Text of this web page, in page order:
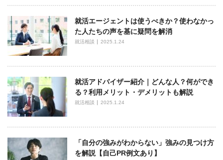
就活エージェントは使うべきか？使わなかっ
た人たちの声を基に疑問を解消
就活相談 2025.1.24
就活アドバイザー紹介｜どんな人？何ができ
る？利用メリット・デメリットも解説
就活相談 2025.1.24
「自分の強みがわからない」強みの見つけ方
を解説【自己PR例文あり】